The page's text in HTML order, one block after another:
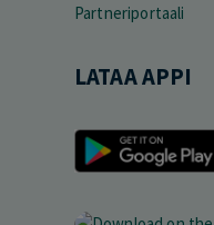
Partneriportaali
LATAA APPI